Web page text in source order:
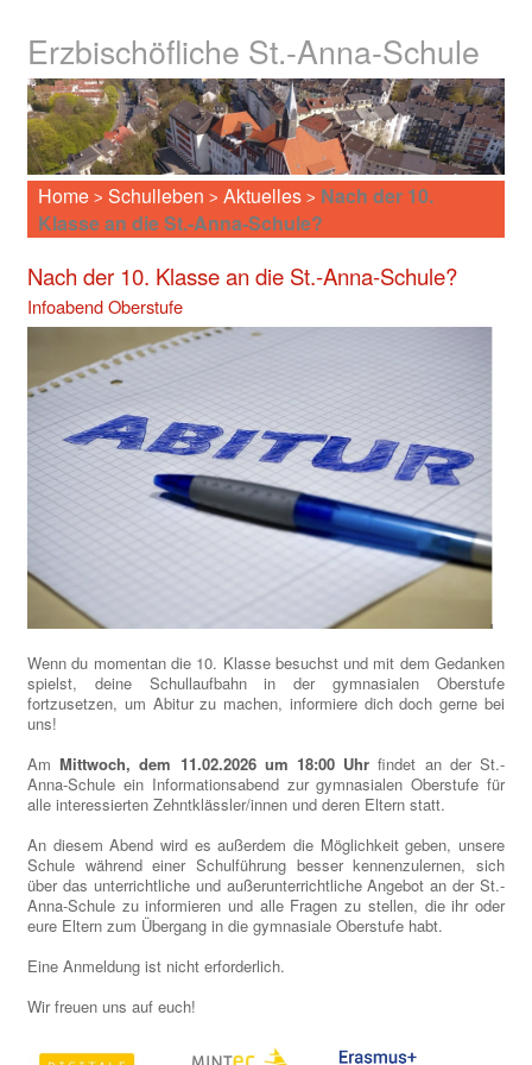
Erzbischöfliche St.-Anna-Schule
Home > Schulleben > Aktuelles > Nach der 10.
Klasse an die St.-Anna-Schule?
Nach der 10. Klasse an die St.-Anna-Schule?
Infoabend Oberstufe
Wenn du momentan die 10. Klasse besuchst und mit dem Gedanken
spielst, deine Schullaufbahn in der gymnasialen Oberstufe
fortzusetzen, um Abitur zu machen, informiere dich doch gerne bei
uns!
AmMittwoch, dem 11.02.2026 um 18:00 Uhr findet an der St.-
Anna-Schule ein Informationsabend zur gymnasialen Oberstufe für
alle interessierten Zehntklässler/innen und deren Eltern statt.
An diesem Abend wird es außerdem die Möglichkeit geben, unsere
Schule während einer Schulführung besser kennenzulernen, sich
über das unterrichtliche und außerunterrichtliche Angebot an der St.-
Anna-Schule zu informieren und alle Fragen zu stellen, die ihr oder
eure Eltern zum Übergang in die gymnasiale Oberstufe habt.
Eine Anmeldung ist nicht erforderlich.
Wir freuen uns auf euch!